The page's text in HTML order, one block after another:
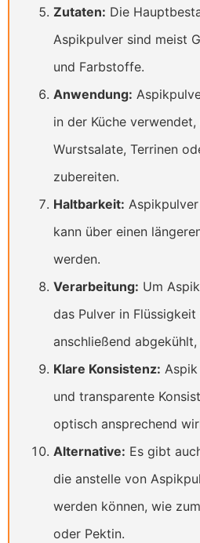
Zutaten: Die
Aspikpulver sind meist
und Farbstoffe.
Anwendung:
in der Küche
Wurstsalate, Terrinen
zubereiten.
Haltbarkeit:
kann über einen
werden.
Verarbeitung: Um
das Pulver in
anschließend
Klare Konsistenz:
und transparente
optisch ansprechend
Alternative: Es gibt
die anstelle von
werden können, wie
oder Pektin.